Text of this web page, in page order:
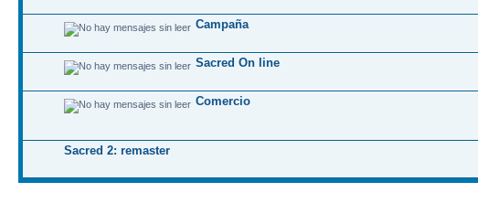
Campaña
Sacred On line
Comercio
Sacred 2: remaster